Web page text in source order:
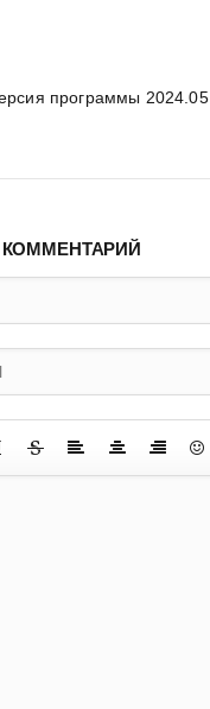
программы 2024.05